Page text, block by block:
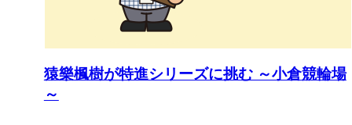
猿樂楓樹が特進シリーズに挑む ～小倉競輪場
～